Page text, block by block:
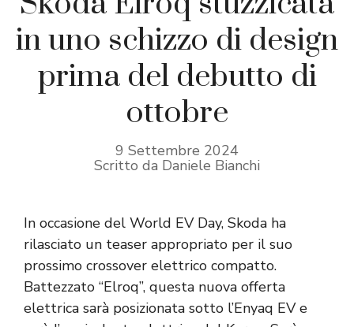
in uno schizzo di design
prima del debutto di
ottobre
9 Settembre 2024
Scritto da Daniele Bianchi
In occasione del World EV Day, Skoda ha
rilasciato un teaser appropriato per il suo
prossimo crossover elettrico compatto.
Battezzato “Elroq”, questa nuova offerta
elettrica sarà posizionata sotto l’Enyaq EV e